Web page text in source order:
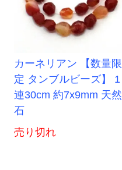
カーネリアン 【数量限
定 タンブルビーズ】 1
連30cm 約7x9mm 天然
石
売り切れ